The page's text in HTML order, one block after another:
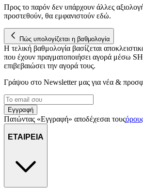
για να αποθηκεύουμε και να έχουμε
στη συσκευή σας, με σκοπό την προβολή
διαφημίσεων και περιεχομένου, τις
διαφημίσεις και περιεχόμενο, την καλύτερη
μας και την ανάπτυξη προϊόντων. Επίσης,
πληροφορίες σχετικά με την από μέρους
τοποθεσίας μας στους συνεργάτες μέσων
δικτύωσης, διαφημίσεων και ανάλυσης.
Προς το παρόν δεν υπάρχουν άλλες
προστεθούν, θα εμφανιστούν εδώ.
Πώς υπολογίζεται η βαθμολογία
Η τελική βαθμολογία βασίζεται
που έχουν πραγματοποιήσει αγορά μέσω
επιβεβαιώσει την αγορά τους.
Γράψου στο Νewsletter μας για νέα &
Εγγραφή
Πατώντας «Εγγραφή» αποδέχεσαι τους
ΕΤΑΙΡΕΙΑ